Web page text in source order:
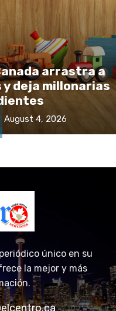
arrastra a
deja millonarias
August 4, 2026
único en su
la mejor y más